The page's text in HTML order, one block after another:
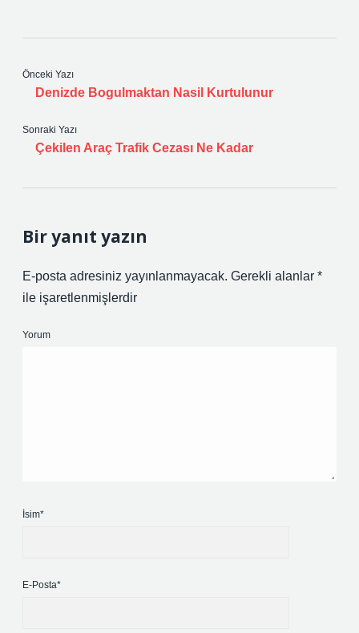
Önceki Yazı
Denizde Bogulmaktan Nasil Kurtulunur
Sonraki Yazı
Çekilen Araç Trafik Cezası Ne Kadar
Bir yanıt yazın
E-posta adresiniz yayınlanmayacak. Gerekli alanlar *
ile işaretlenmişlerdir
Yorum
İsim*
E-Posta*